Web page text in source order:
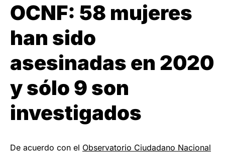
OCNF: 58 mujeres
han sido
asesinadas en 2020
y sólo 9 son
investigados
De acuerdo con el Observatorio Ciudadano Nacional